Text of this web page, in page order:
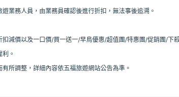
業務人員，由業務員確認後進行折扣，無法事後追溯。
減價以及一口價/買一送一/早鳥優惠/超值團/特惠團/促銷團/下
。
所調整，詳細內容依五福旅遊網站公告為準。